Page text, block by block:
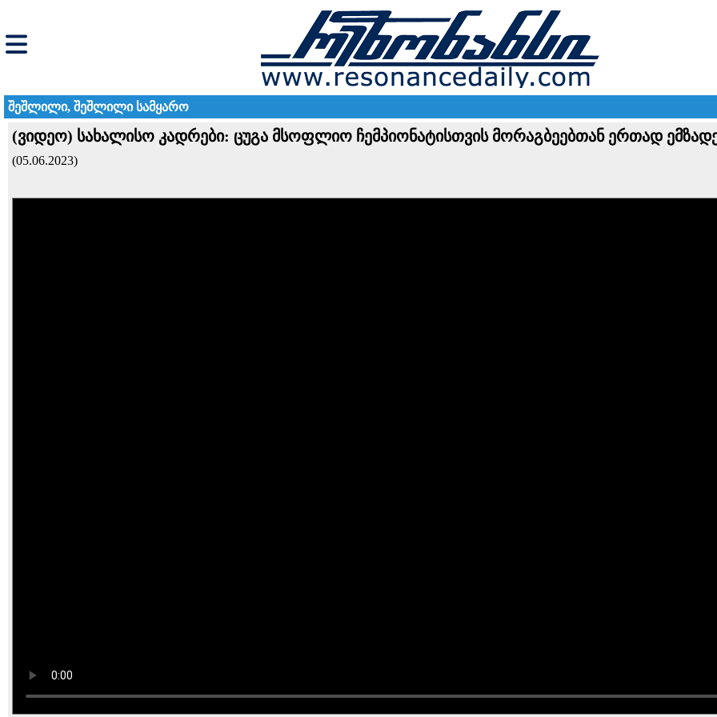
შეშლილი, შეშლილი სამყარო
(ვიდეო) სახალისო კადრები: ცუგა მსოფლიო ჩემპიონატისთვის მორაგბეებთან ერთად
(05.06.2023)